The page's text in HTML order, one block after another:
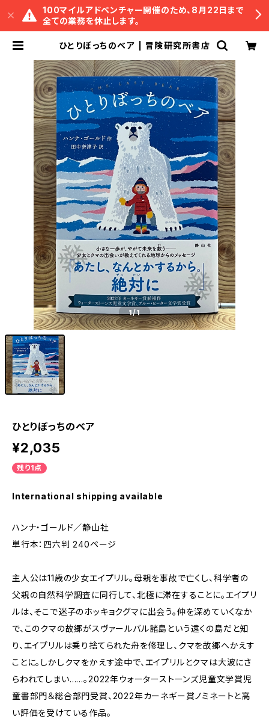
100マイルアドベンチャー開催のため、8月22日まで
全ての業務を休止します。
ひとりぼっちのベア | 冒険研究所書店
1/1
ひとりぼっちのベア
¥2,035
残り1点
International shipping available
ハンナ・ゴールド／静山社
単行本：四六判 240ページ
主人公は11歳の少女エイプリル。母親を事故で亡くし、科学者の
父親の自然科学調査に同行して、北極に滞在することに。エイプリ
ルは、そこで迷子のホッキョクグマに出会う。仲を深めていくなか
で、このクマの故郷がスヴァールバル諸島という遠くの島だと知
り、エイプリルは乗り捨てられた舟を修理し、クマを故郷へかえす
ことに。しかしクマをかえす途中で、エイプリルとクマは大波にさ
らわれてしまい……。2022年ウォーターストーンズ児童文学賞児
童書部門＆総合部門受賞、2022年カーネギー賞ノミネートと高
い評価を受けている作品。